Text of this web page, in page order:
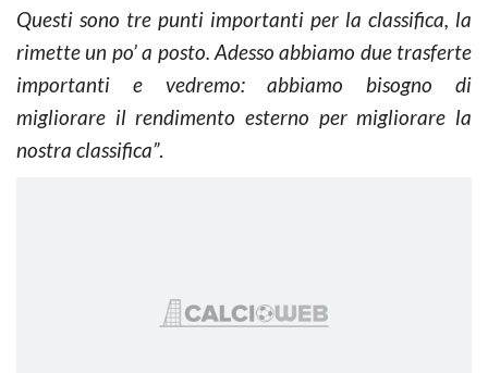
Questi sono tre punti importanti per la classifica, la
rimette un po’ a posto. Adesso abbiamo due trasferte
importanti e vedremo: abbiamo bisogno di
migliorare il rendimento esterno per migliorare la
nostra classifica”.